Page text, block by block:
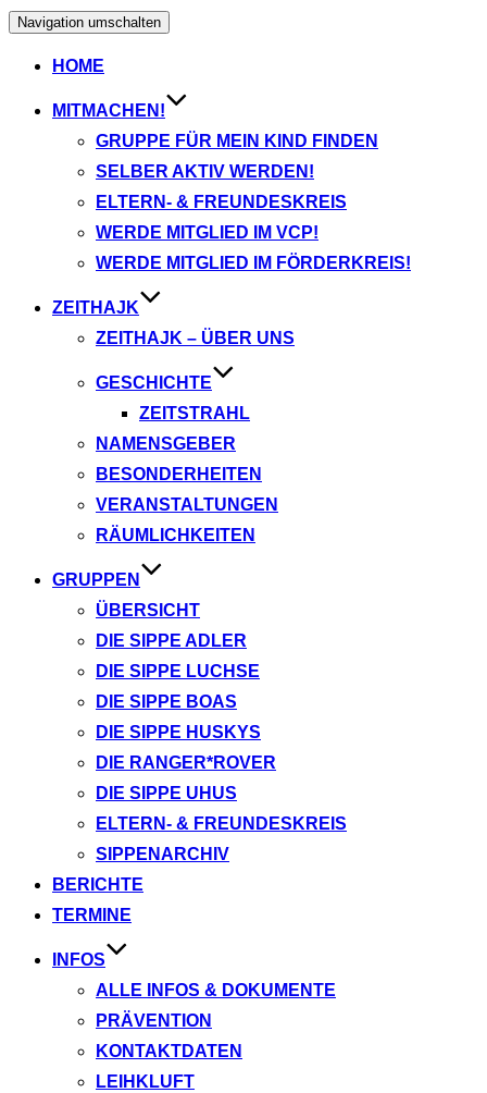
Navigation umschalten
HOME
MITMACHEN!
GRUPPE FÜR MEIN KIND FINDEN
SELBER AKTIV WERDEN!
ELTERN- & FREUNDESKREIS
WERDE MITGLIED IM VCP!
WERDE MITGLIED IM FÖRDERKREIS!
ZEITHAJK
ZEITHAJK – ÜBER UNS
GESCHICHTE
ZEITSTRAHL
NAMENSGEBER
BESONDERHEITEN
VERANSTALTUNGEN
RÄUMLICHKEITEN
GRUPPEN
ÜBERSICHT
DIE SIPPE ADLER
DIE SIPPE LUCHSE
DIE SIPPE BOAS
DIE SIPPE HUSKYS
DIE RANGER*ROVER
DIE SIPPE UHUS
ELTERN- & FREUNDESKREIS
SIPPENARCHIV
BERICHTE
TERMINE
INFOS
ALLE INFOS & DOKUMENTE
PRÄVENTION
KONTAKTDATEN
LEIHKLUFT